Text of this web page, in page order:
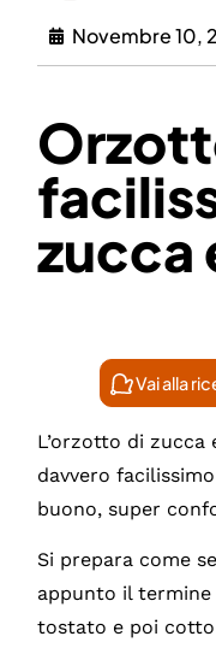
Novembre 10,
zucca
Vai alla
L’orzotto di zucca
davvero
buono, super
Si prepara come
appunto il termine
tostato e poi cotto